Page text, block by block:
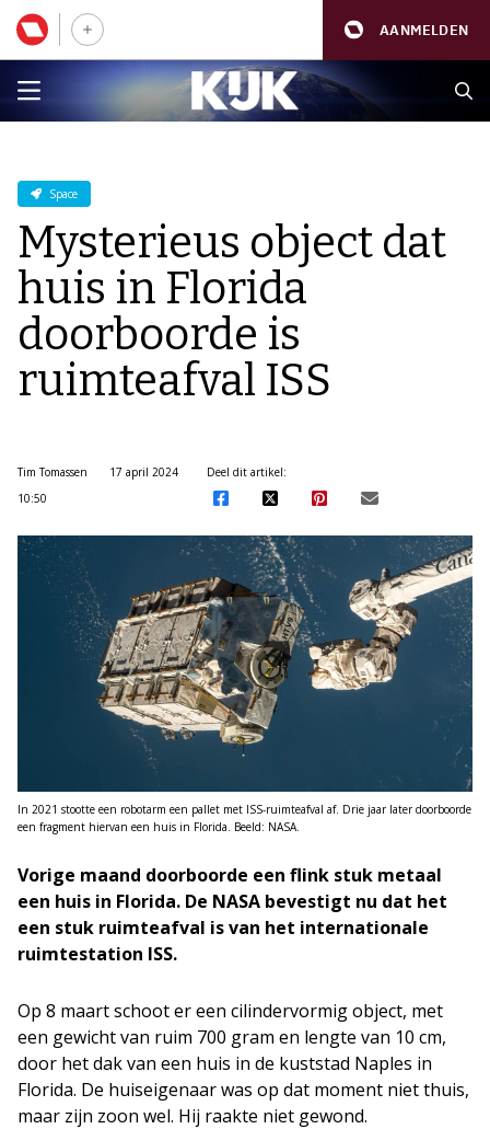
AANMELDEN
Space
Mysterieus object dat
huis in Florida
doorboorde is
ruimteafval ISS
Tim Tomassen
17 april 2024
10:50
Deel dit artikel:
In 2021 stootte een robotarm een pallet met ISS-ruimteafval af. Drie jaar later doorboorde
een fragment hiervan een huis in Florida. Beeld: NASA.
Vorige maand doorboorde een flink stuk metaal
een huis in Florida. De NASA bevestigt nu dat het
een stuk ruimteafval is van het internationale
ruimtestation ISS.
Op 8 maart schoot er een cilindervormig object, met
een gewicht van ruim 700 gram en lengte van 10 cm,
door het dak van een huis in de kuststad Naples in
Florida. De huiseigenaar was op dat moment niet thuis,
maar zijn zoon wel. Hij raakte niet gewond.